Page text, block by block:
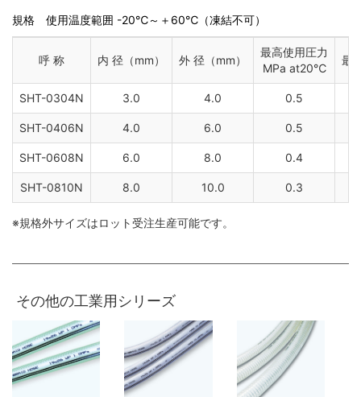
規格 使用温度範囲 -20℃～＋60℃（凍結不可）
呼 称 内 径（mm） 外 径（mm）
最高使用圧力
MPa at20℃
最
SHT-0304N 3.0 4.0 0.5
SHT-0406N 4.0 6.0 0.5
SHT-0608N 6.0 8.0 0.4
SHT-0810N 8.0 10.0 0.3
※規格外サイズはロット受注生産可能です。
その他の工業用シリーズ